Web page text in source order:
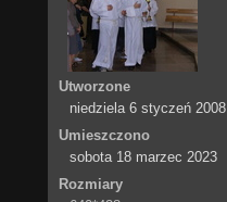
Utworzone
niedziela 6 styczeń 2008
Umieszczono
sobota 18 marzec 2023
Rozmiary